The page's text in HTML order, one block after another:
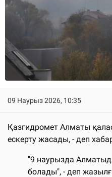
09 Наурыз 2026, 10:35
Қазгидромет Алматы
ескерту жасады, - деп
"9 наурызда
болады", - деп